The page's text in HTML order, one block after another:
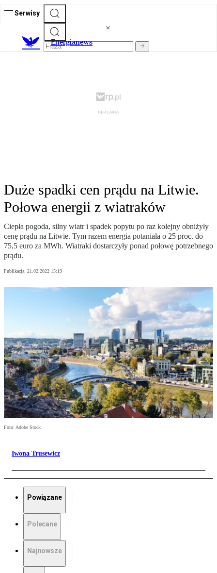
Serwisy
Energianews
Duże spadki cen prądu na Litwie.
Połowa energii z wiatraków
Ciepła pogoda, silny wiatr i spadek popytu po raz kolejny obniżyły
cenę prądu na Litwie. Tym razem energia potaniała o 25 proc. do
75,5 euro za MWh. Wiatraki dostarczyły ponad połowę potrzebnego
prądu.
Publikacja: 21.02.2022 15:19
Foto: Adobe Stock
Iwona Trusewicz
Powiązane
Polecane
Najnowsze